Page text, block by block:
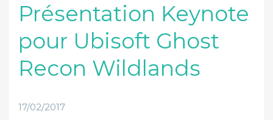
Présentation Keynote
pour Ubisoft Ghost
Recon Wildlands
17/02/2017